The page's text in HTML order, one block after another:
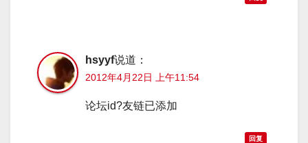
hsyyf说道：
2012年4月22日 上午11:54
论坛id?友链已添加
回复